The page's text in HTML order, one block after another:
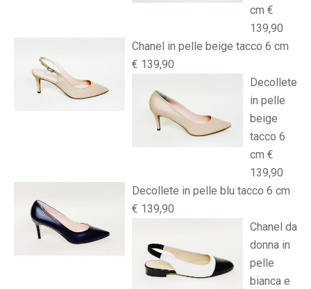
cm €
139,90
Chanel in pelle beige tacco 6 cm
€ 139,90
Decollete
in pelle
beige
tacco 6
cm €
139,90
Decollete in pelle blu tacco 6 cm
€ 139,90
Chanel da
donna in
pelle
bianca e